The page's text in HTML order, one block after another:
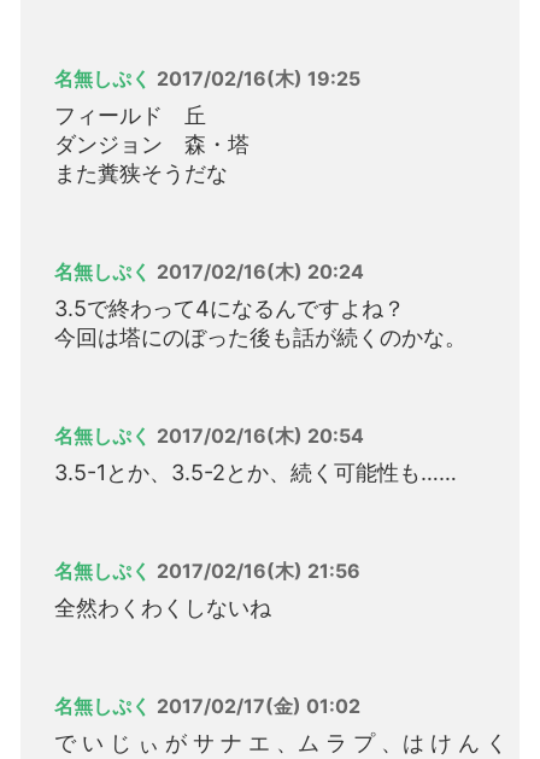
名無しぷく 2017/02/16(木) 19:25
フィールド 丘
ダンジョン 森・塔
また糞狭そうだな
名無しぷく 2017/02/16(木) 20:24
3.5で終わって4になるんですよね？
今回は塔にのぼった後も話が続くのかな。
名無しぷく 2017/02/16(木) 20:54
3.5-1とか、3.5-2とか、続く可能性も……
名無しぷく 2017/02/16(木) 21:56
全然わくわくしないね
名無しぷく 2017/02/17(金) 01:02
で い じ ぃ が サ ナ エ 、ム ラ プ 、は け ん く